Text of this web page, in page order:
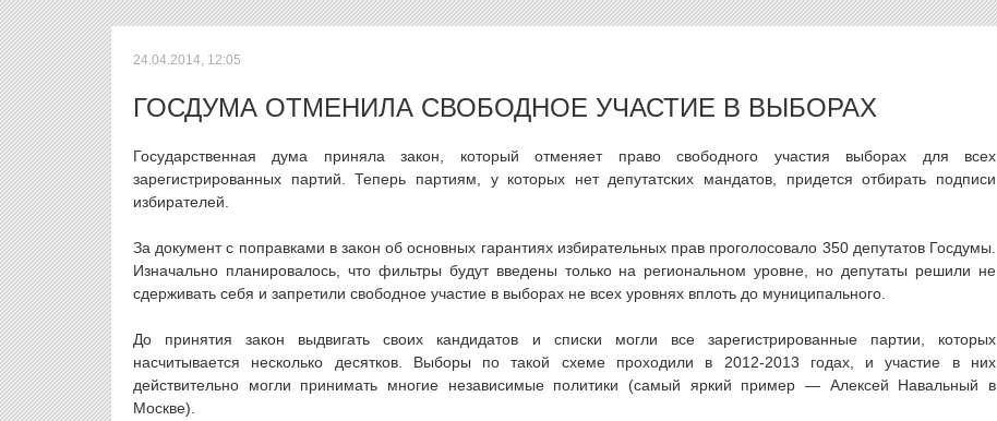
24.04.2014, 12:05
ГОСДУМА ОТМЕНИЛА СВОБОДНОЕ УЧАСТИЕ В ВЫБОРАХ
Государственная дума приняла закон, который отменяет право свободного участия выборах для всех
зарегистрированных партий. Теперь партиям, у которых нет депутатских мандатов, придется отбирать подписи
избирателей.
За документ с поправками в закон об основных гарантиях избирательных прав проголосовало 350 депутатов Госдумы.
Изначально планировалось, что фильтры будут введены только на региональном уровне, но депутаты решили не
сдерживать себя и запретили свободное участие в выборах не всех уровнях вплоть до муниципального.
До принятия закон выдвигать своих кандидатов и списки могли все зарегистрированные партии, которых
насчитывается несколько десятков. Выборы по такой схеме проходили в 2012-2013 годах, и участие в них
действительно могли принимать многие независимые политики (самый яркий пример — Алексей Навальный в
Москве).